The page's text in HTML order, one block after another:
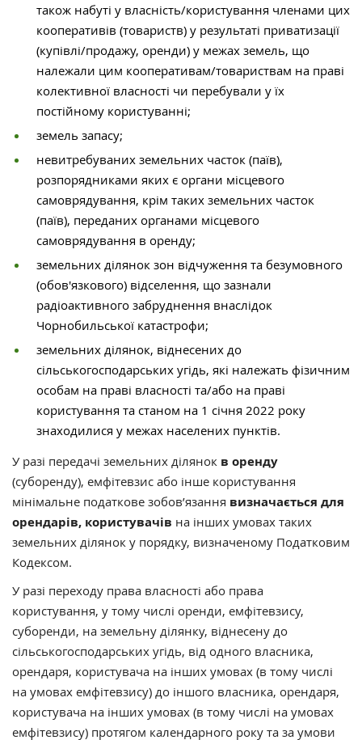
також набуті у власність/користування членами цих
кооперативів (товариств) у результаті приватизації
(купівлі/продажу, оренди) у межах земель, що
належали цим кооперативам/товариствам на праві
колективної власності чи перебували у їх
постійному користуванні;
земель запасу;
невитребуваних земельних часток (паїв),
розпорядниками яких є органи місцевого
самоврядування, крім таких земельних часток
(паїв), переданих органами місцевого
самоврядування в оренду;
земельних ділянок зон відчуження та безумовного
(обов'язкового) відселення, що зазнали
радіоактивного забруднення внаслідок
Чорнобильської катастрофи;
земельних ділянок, віднесених до
сільськогосподарських угідь, які належать фізичним
особам на праві власності та/або на праві
користування та станом на 1 січня 2022 року
знаходилися у межах населених пунктів.
У разі передачі земельних ділянок в оренду
(суборенду), емфітевзис або інше користування
мінімальне податкове зобов’язання визначається для
орендарів, користувачів на інших умовах таких
земельних ділянок у порядку, визначеному Податковим
Кодексом.
У разі переходу права власності або права
користування, у тому числі оренди, емфітевзису,
суборенди, на земельну ділянку, віднесену до
сільськогосподарських угідь, від одного власника,
орендаря, користувача на інших умовах (в тому числі
на умовах емфітевзису) до іншого власника, орендаря,
користувача на інших умовах (в тому числі на умовах
емфітевзису) протягом календарного року та за умови